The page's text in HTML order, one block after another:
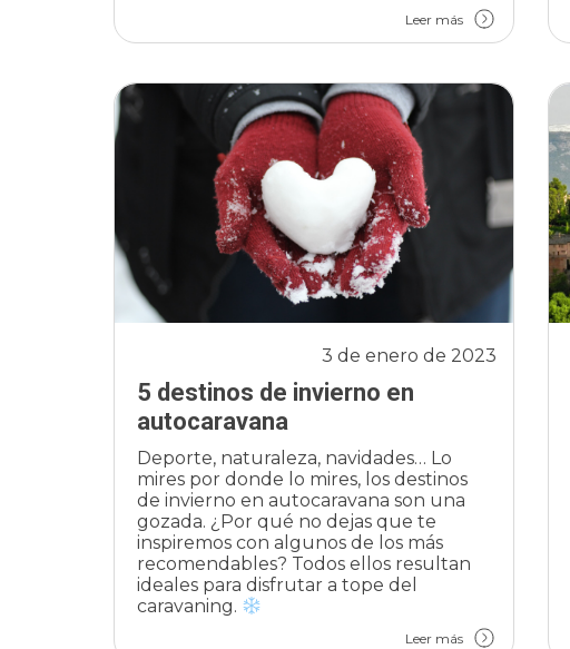
Leer más
5 destinos de invierno en
autocaravana
3 de enero de 2023
Deporte, naturaleza, navidades… Lo
mires por donde lo mires, los destinos
de invierno en autocaravana son una
gozada. ¿Por qué no dejas que te
inspiremos con algunos de los más
recomendables? Todos ellos resultan
ideales para disfrutar a tope del
caravaning.
Leer más